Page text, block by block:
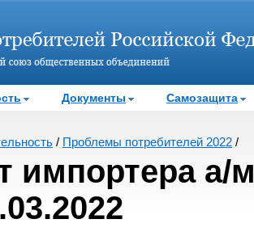
Документы Самозащита
/ Проблемы потребителей 2022 /
импортера а/